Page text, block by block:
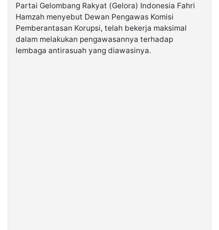
Partai Gelombang Rakyat (Gelora) Indonesia Fahri
Hamzah menyebut Dewan Pengawas Komisi
Pemberantasan Korupsi, telah bekerja maksimal
dalam melakukan pengawasannya terhadap
lembaga antirasuah yang diawasinya.